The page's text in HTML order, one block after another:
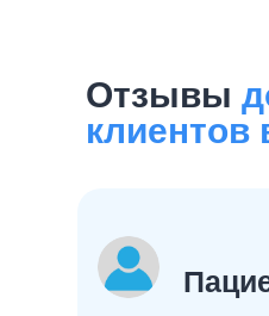
Отзывы
клиентов